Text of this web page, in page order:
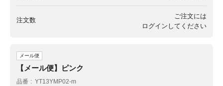
注文数
ご注文には
ログイン してください
メール便
【メール便】ピンク
品番
YT13YMP02-m